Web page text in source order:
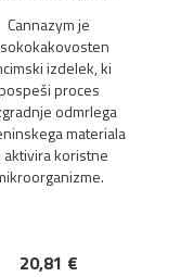
Cannazym je
izdelek, ki
proces
odmrlega
materiala
aktivira koristne
20,81 €